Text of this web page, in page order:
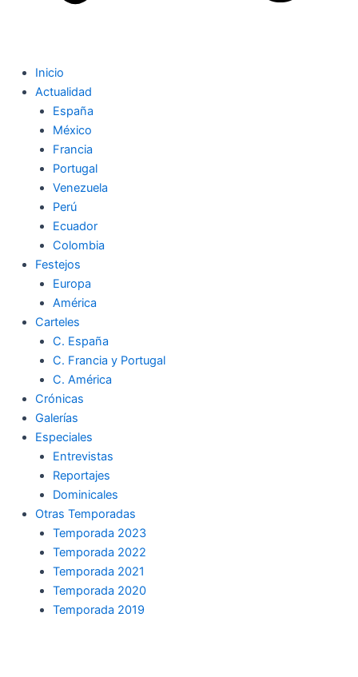
Inicio
Actualidad
España
México
Francia
Portugal
Venezuela
Perú
Ecuador
Colombia
Festejos
Europa
América
Carteles
C. España
C. Francia y Portugal
C. América
Crónicas
Galerías
Especiales
Entrevistas
Reportajes
Dominicales
Otras Temporadas
Temporada 2023
Temporada 2022
Temporada 2021
Temporada 2020
Temporada 2019